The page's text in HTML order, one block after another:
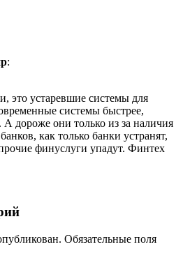
:
это устаревшие системы для
системы быстрее,
А дороже они только из за наличия
как только банки устранят,
финуслуги упадут. Финтех
Обязательные поля